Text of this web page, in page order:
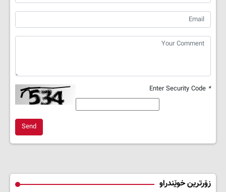
*
Send
زۆرترین خوێندراو